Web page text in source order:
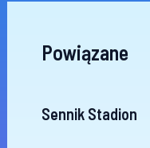
Powiązane
Sennik Stadion